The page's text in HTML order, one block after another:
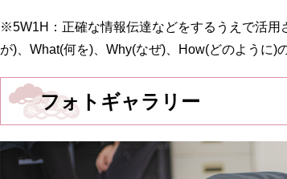
※5W1H：正確な情報伝達などをするうえで活用
が)、What(何を)、Why(なぜ)、How(どのように)
フォトギャラリー